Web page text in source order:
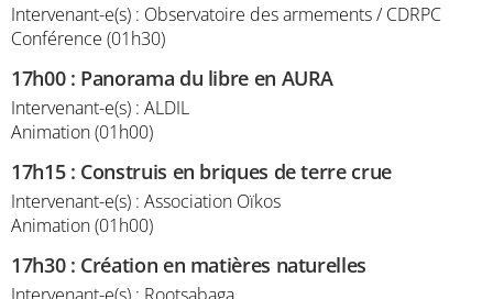
Intervenant-e(s) : Observatoire des armements / CDRPC
Conférence (01h30)
17h00: Panorama du libre en AURA
Intervenant-e(s) : ALDIL
Animation (01h00)
17h15: Construis en briques de terre crue
Intervenant-e(s) : Association Oïkos
Animation (01h00)
17h30: Création en matières naturelles